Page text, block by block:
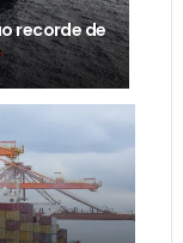
recorde de